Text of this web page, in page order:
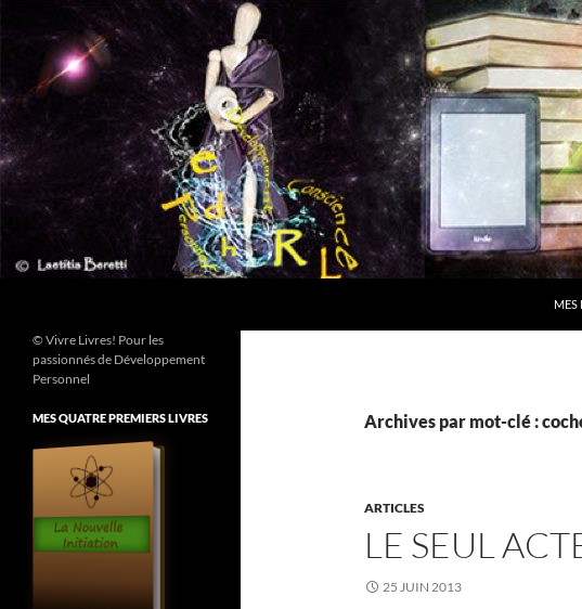
contenu
MES
Archives par mot-clé :
ARTICLES
LE SEUL
25 JUIN 2013
© Vivre Livres! Pour les
passionnés de Développement
Personnel
MES QUATRE PREMIERS LIVRES